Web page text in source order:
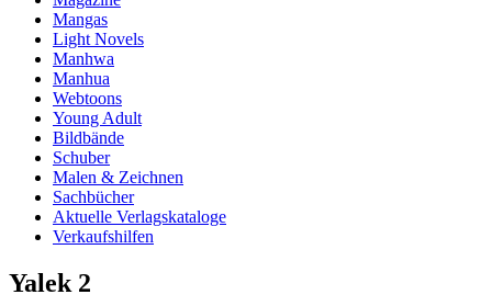
Mangas
Light Novels
Manhwa
Manhua
Webtoons
Young Adult
Bildbände
Schuber
Malen & Zeichnen
Sachbücher
Aktuelle Verlagskataloge
Verkaufshilfen
Yalek 2